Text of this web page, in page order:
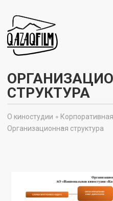
ОРГАНИЗАЦИОННАЯ
О киностудии ∘Корпоративная информация
∘
Организационная структура